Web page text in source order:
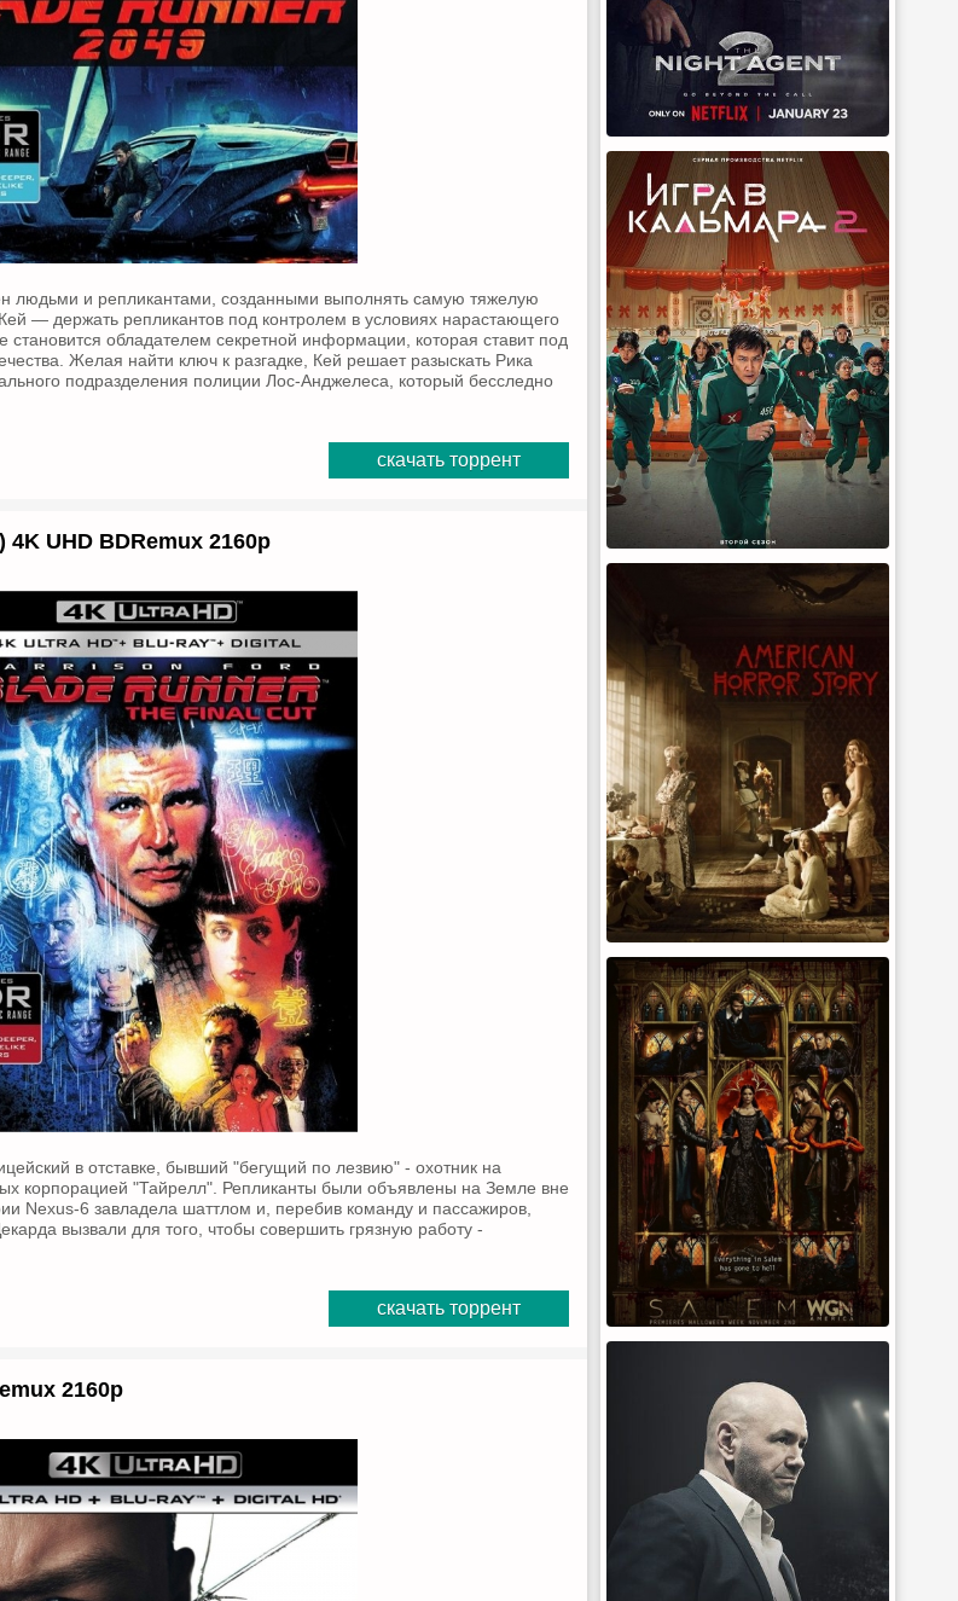
людьми и репликантами, созданными выполнять самую тяжелую
— держать репликантов под контролем в условиях нарастающего
обладателем секретной информации, которая ставит под
Желая найти ключ к разгадке, Кей решает разыскать Рика
подразделения полиции Лос-Анджелеса, который бесследно
скачать торрент
UHD BDRemux 2160p
в отставке, бывший "бегущий по лезвию" - охотник на
корпорацией "Тайрелл". Репликанты были объявлены на Земле вне
Nexus-6 завладела шаттлом и, перебив команду и пассажиров,
вызвали для того, чтобы совершить грязную работу -
скачать торрент
2160p